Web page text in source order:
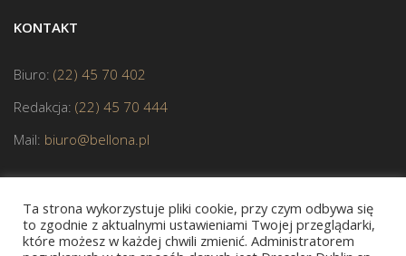
KONTAKT
Biuro: (22) 45 70 402
Redakcja: (22) 45 70 444
Mail: biuro@bellona.pl
Ta strona wykorzystuje pliki cookie, przy czym odbywa się
to zgodnie z aktualnymi ustawieniami Twojej przeglądarki,
które możesz w każdej chwili zmienić. Administratorem